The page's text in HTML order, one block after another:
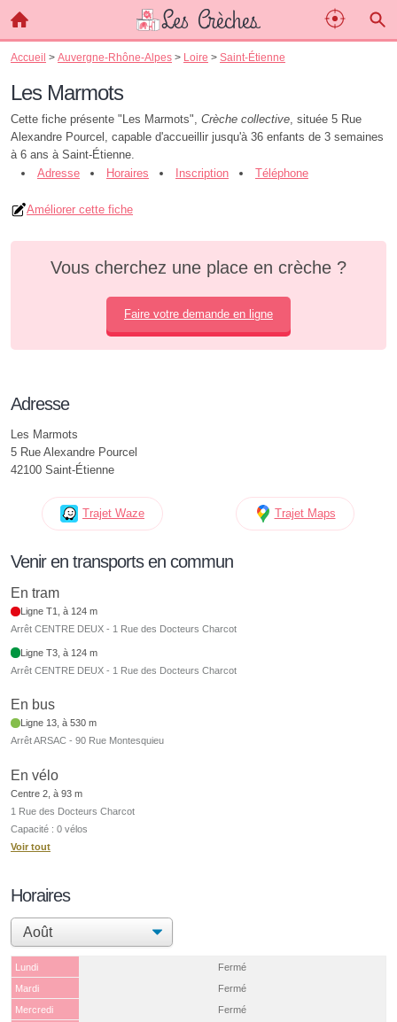
Accueil > Auvergne-Rhône-Alpes > Loire > Saint-Étienne
Les Marmots
Cette fiche présente "Les Marmots", Crèche collective, située 5 Rue
Alexandre Pourcel, capable d'accueillir jusqu'à 36 enfants de 3 semaines
à 6 ans à Saint-Étienne.
Adresse
Horaires Inscription Téléphone
Améliorer cette fiche
Vous cherchez une place en crèche ?
Faire votre demande en ligne
Adresse
Les Marmots
5 Rue Alexandre Pourcel
42100 Saint-Étienne
Trajet Waze Trajet Maps
Venir en transports en commun
En tram
Ligne T1, à 124 m
Arrêt CENTRE DEUX - 1 Rue des Docteurs Charcot
Ligne T3, à 124 m
Arrêt CENTRE DEUX - 1 Rue des Docteurs Charcot
En bus
Ligne 13, à 530 m
Arrêt ARSAC - 90 Rue Montesquieu
En vélo
Centre 2, à 93 m
1 Rue des Docteurs Charcot
Capacité : 0 vélos
Voir tout
Horaires
Lundi
Fermé
Mardi
Fermé
Mercredi
Fermé